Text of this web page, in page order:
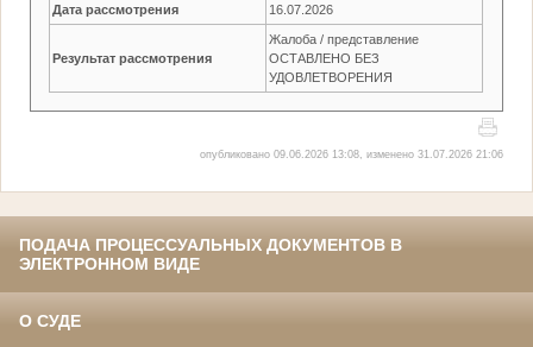
Дата рассмотрения 16.07.2026
Результат рассмотрения
Жалоба / представление
ОСТАВЛЕНО БЕЗ
УДОВЛЕТВОРЕНИЯ
опубликовано 09.06.2026 13:08, изменено 31.07.2026 21:06
ПОДАЧА ПРОЦЕССУАЛЬНЫХ ДОКУМЕНТОВ В
ЭЛЕКТРОННОМ ВИДЕ
О СУДЕ